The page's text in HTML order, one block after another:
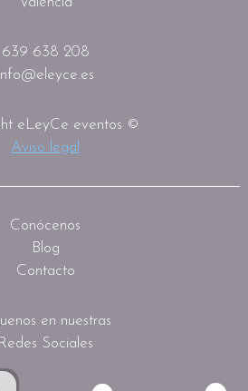
639 638 208
eLeyCe eventos ©
Aviso legal
Conócenos
Blog
Contacto
en nuestras
Redes Sociales